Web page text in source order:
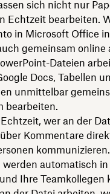
sich nicht nur
Echtzeit bearbeiten.
in Microsoft Office
gemeinsam online
Dateien
Docs, Tabellen
unmittelbar
bearbeiten.
wer an der
Kommentare
automatisch in
Ihre Teamkollegen